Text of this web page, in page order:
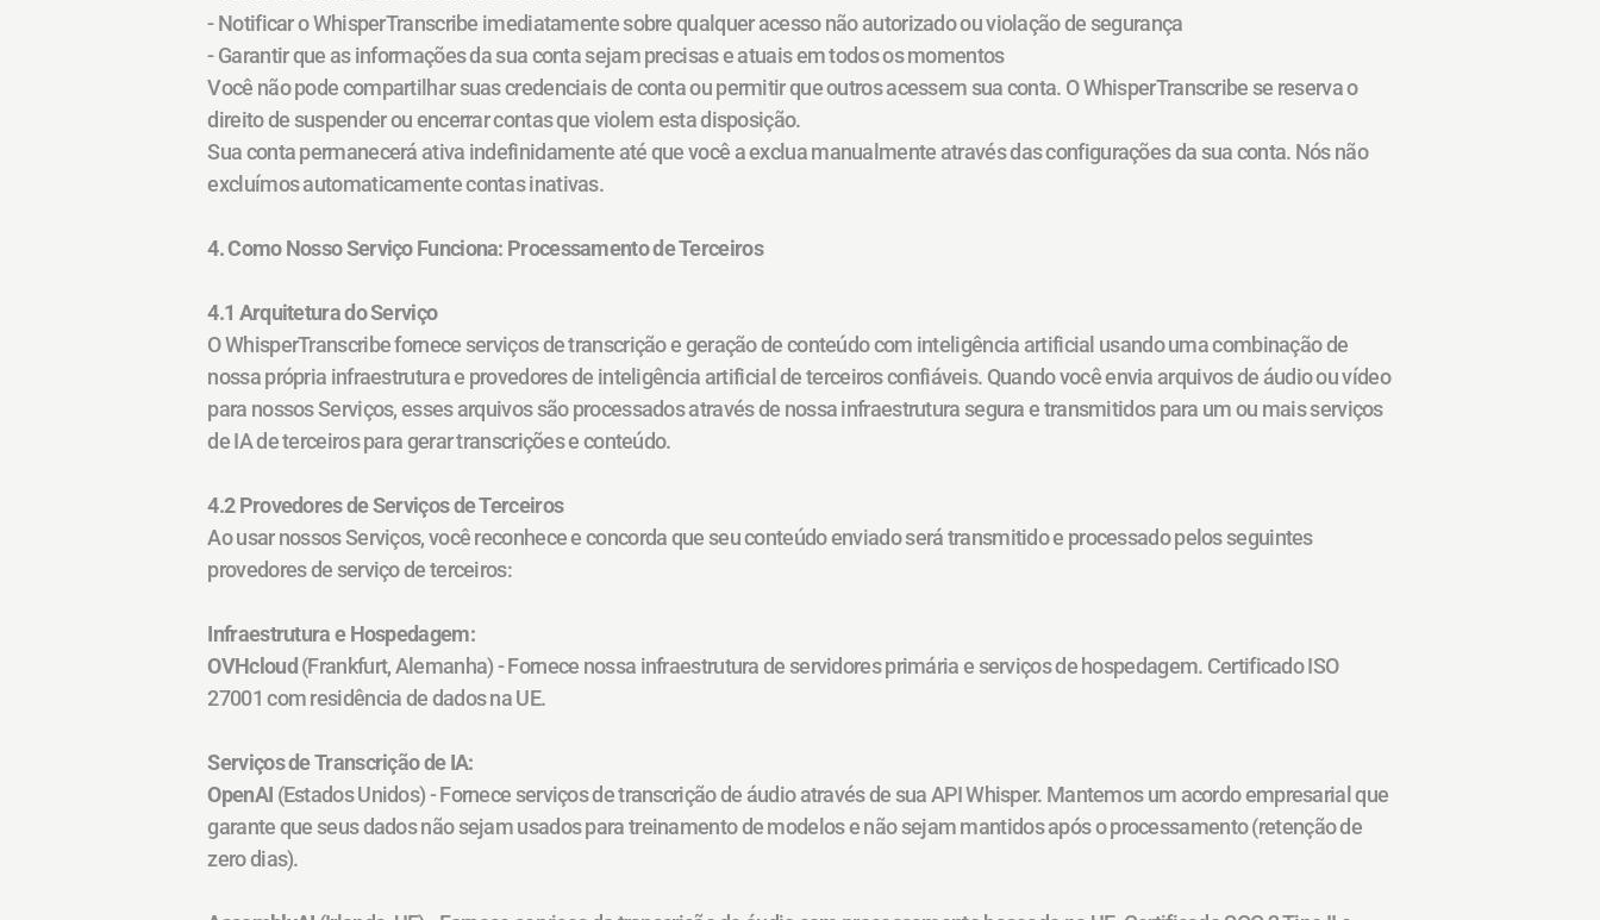
- Notificar o WhisperTranscribe imediatamente sobre qualquer acesso não autorizado ou violação de segurança
- Garantir que as informações da sua conta sejam precisas e atuais em todos os momentos
Você não pode compartilhar suas credenciais de conta ou permitir que outros acessem sua conta. O WhisperTranscribe se reserva o
direito de suspender ou encerrar contas que violem esta disposição.
Sua conta permanecerá ativa indefinidamente até que você a exclua manualmente através das configurações da sua conta. Nós não
excluímos automaticamente contas inativas.
4. Como Nosso Serviço Funciona: Processamento de Terceiros
4.1 Arquitetura do Serviço
O WhisperTranscribe fornece serviços de transcrição e geração de conteúdo com inteligência artificial usando uma combinação de
nossa própria infraestrutura e provedores de inteligência artificial de terceiros confiáveis. Quando você envia arquivos de áudio ou vídeo
para nossos Serviços, esses arquivos são processados através de nossa infraestrutura segura e transmitidos para um ou mais serviços
de IA de terceiros para gerar transcrições e conteúdo.
4.2 Provedores de Serviços de Terceiros
Ao usar nossos Serviços, você reconhece e concorda que seu conteúdo enviado será transmitido e processado pelos seguintes
provedores de serviço de terceiros:
Infraestrutura e Hospedagem:
OVHcloud (Frankfurt, Alemanha) - Fornece nossa infraestrutura de servidores primária e serviços de hospedagem. Certificado ISO
27001 com residência de dados na UE.
Serviços de Transcrição de IA:
OpenAI (Estados Unidos) - Fornece serviços de transcrição de áudio através de sua API Whisper. Mantemos um acordo empresarial que
garante que seus dados não sejam usados para treinamento de modelos e não sejam mantidos após o processamento (retenção de
zero dias).